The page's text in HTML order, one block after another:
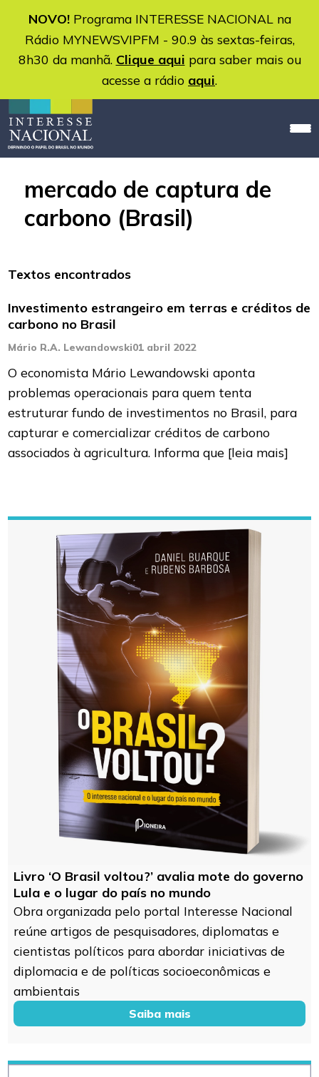
NOVO!Programa INTERESSE NACIONAL na
Rádio MYNEWSVIPFM - 90.9 às sextas-feiras,
8h30 da manhã. Clique aqui para saber mais ou
acesse a rádio aqui.
mercado de captura de
carbono (Brasil)
Textos encontrados
Investimento estrangeiro em terras e créditos de
carbono no Brasil
Mário R.A. Lewandowski01 abril 2022
O economista Mário Lewandowski aponta
problemas operacionais para quem tenta
estruturar fundo de investimentos no Brasil, para
capturar e comercializar créditos de carbono
associados à agricultura. Informa que [leia mais]
Livro ‘O Brasil voltou?’ avalia mote do governo
Lula e o lugar do país no mundo
Obra organizada pelo portal Interesse Nacional
reúne artigos de pesquisadores, diplomatas e
cientistas políticos para abordar iniciativas de
diplomacia e de políticas socioeconômicas e
ambientais
Saiba mais